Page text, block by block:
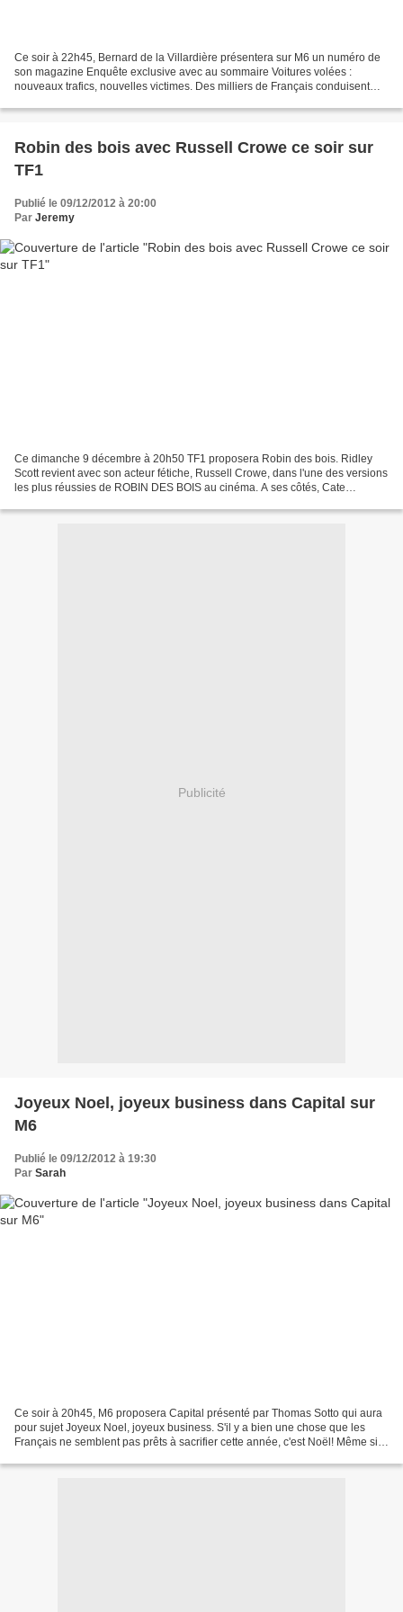
Ce soir à 22h45, Bernard de la Villardière présentera sur M6 un numéro de
son magazine Enquête exclusive avec au sommaire Voitures volées :
nouveaux trafics, nouvelles victimes. Des milliers de Français conduisent
Robin des bois avec Russell Crowe ce soir sur
TF1
Publié le 09/12/2012 à 20:00
Par Jeremy
Ce dimanche 9 décembre à 20h50 TF1 proposera Robin des bois. Ridley
Scott revient avec son acteur fétiche, Russell Crowe, dans l'une des versions
les plus réussies de ROBIN DES BOIS au cinéma. A ses côtés, Cate
Publicité
Joyeux Noel, joyeux business dans Capital sur
M6
Publié le 09/12/2012 à 19:30
Par Sarah
Ce soir à 20h45, M6 proposera Capital présenté par Thomas Sotto qui aura
pour sujet Joyeux Noel, joyeux business. S'il y a bien une chose que les
Français ne semblent pas prêts à sacrifier cette année, c'est Noël! Même si